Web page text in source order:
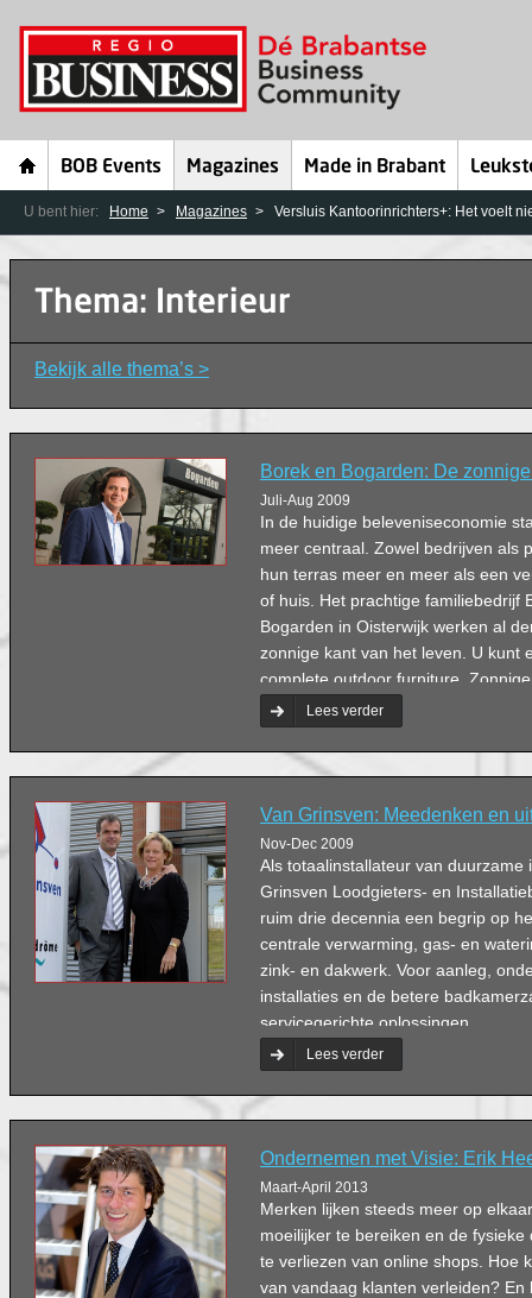
BOB Events Magazines Made in Brabant
U bent hier: Home Magazines Versluis Kantoorinrichters+: Het voelt
Thema: Interieur
Bekijk alle thema’s >
Borek en Bogarden: De
Juli-Aug 2009
In de huidige beleveniseconomie
meer centraal. Zowel bedrijven als
hun terras meer en meer als een
of huis. Het prachtige familiebedrijf
Bogarden in Oisterwijk werken al
zonnige kant van het leven. U kunt
complete outdoor furniture.
Lees verder
Van Grinsven: Meedenken en
Nov-Dec 2009
Als totaalinstallateur van duurzame
Grinsven Loodgieters- en
ruim drie decennia een begrip op
centrale verwarming, gas- en
zink- en dakwerk. Voor aanleg,
installaties en de betere
servicegerichte oplossingen.
Lees verder
Ondernemen met Visie: Erik
Maart-April 2013
Merken lijken steeds meer op
moeilijker te bereiken en de
te verliezen van online shops. Hoe
van vandaag klanten verleiden? En